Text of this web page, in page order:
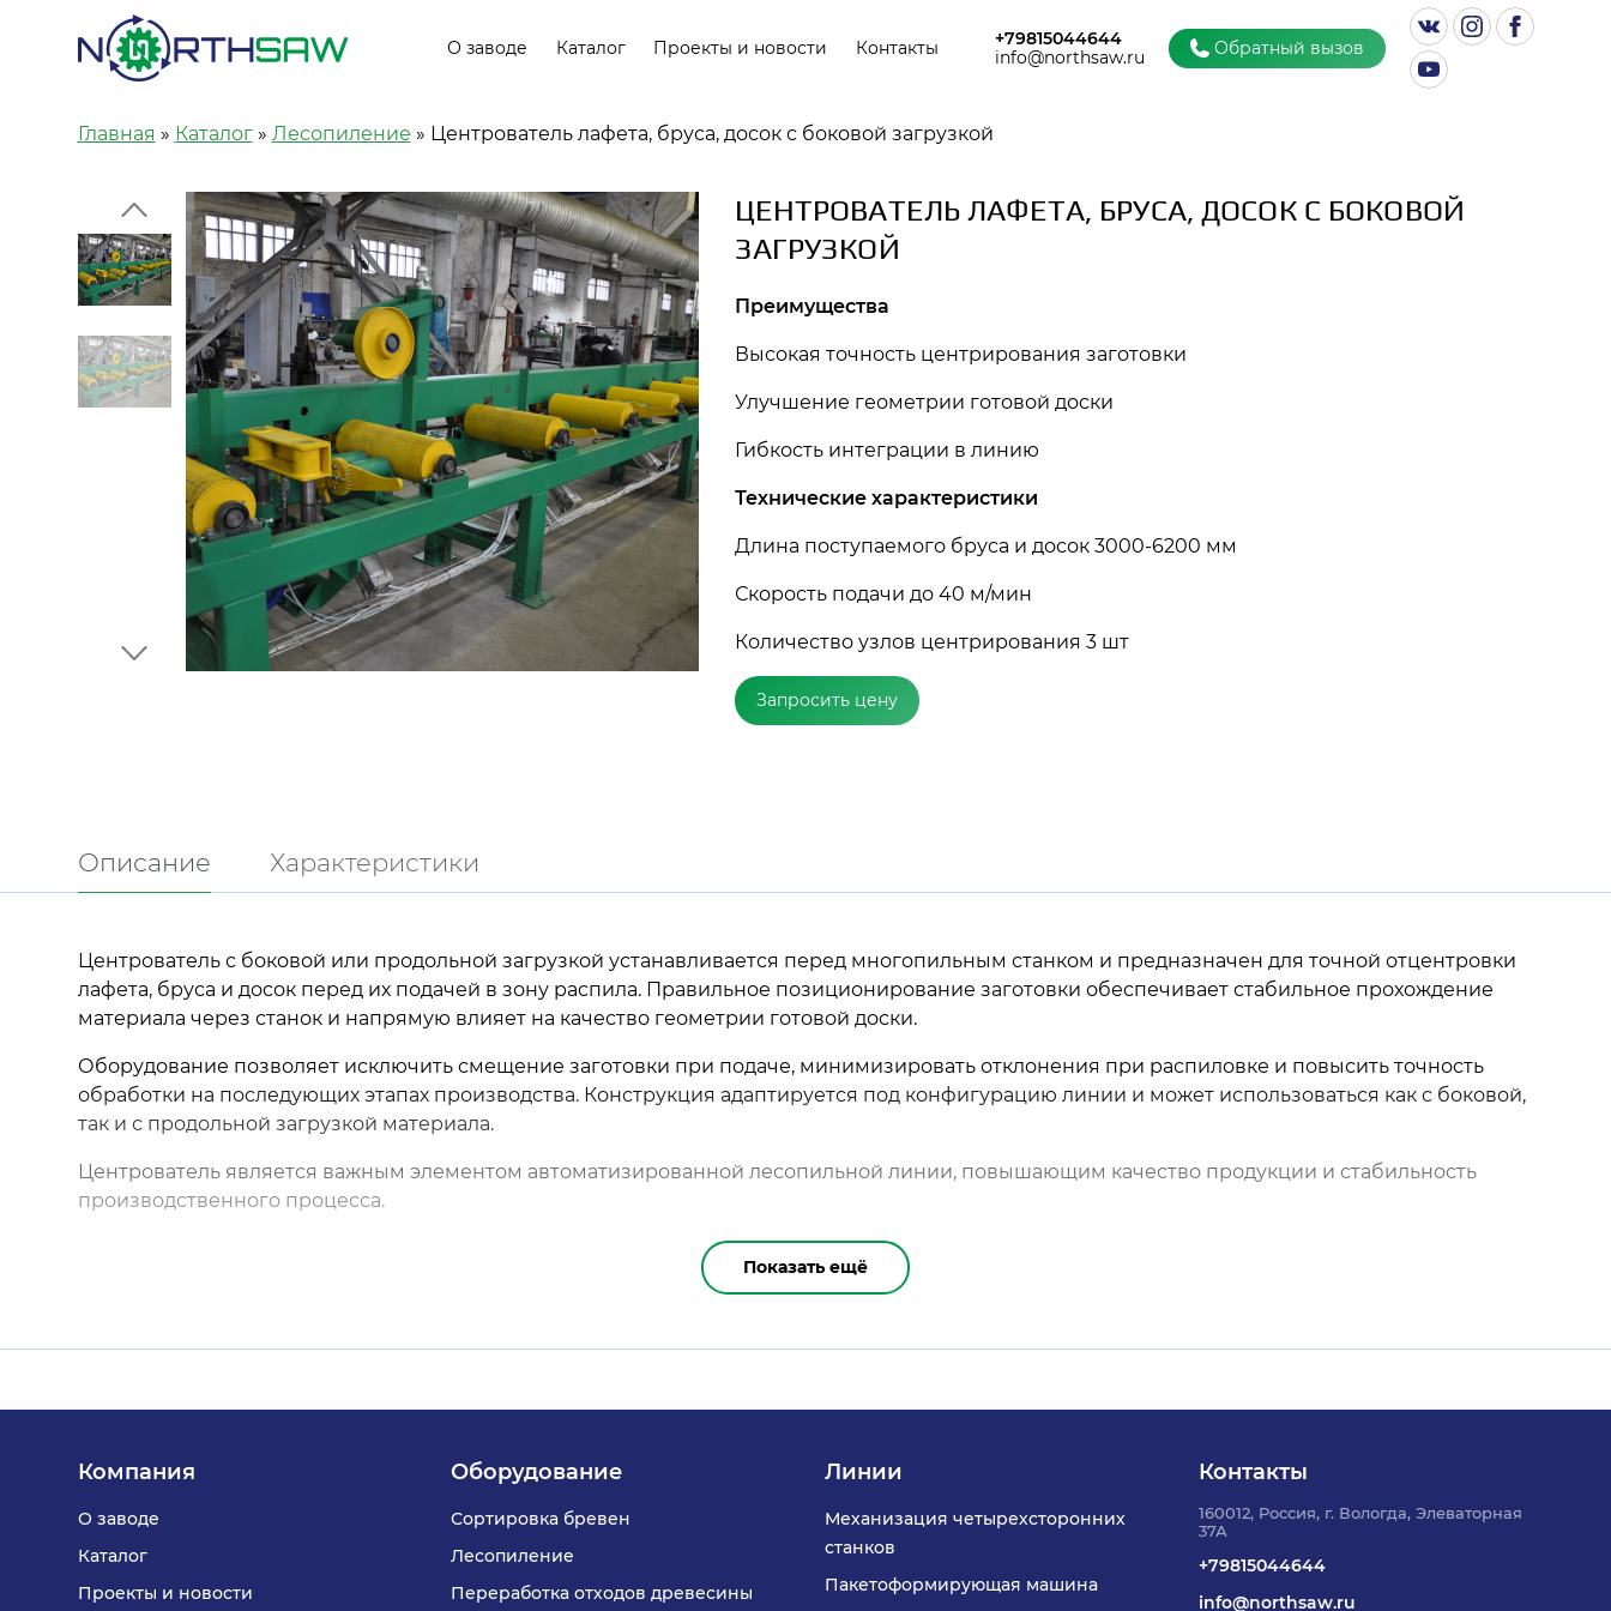
О заводе Каталог Проекты и новости Контакты +79815044644
info@northsaw.ru Обратный вызов
Строка навигации
Главная Каталог Лесопиление Центрователь лафета, бруса, досок с боковой загрузкой
ЦЕНТРОВАТЕЛЬ ЛАФЕТА, БРУСА, ДОСОК С БОКОВОЙ
ЗАГРУЗКОЙ
Преимущества
Высокая точность центрирования заготовки
Улучшение геометрии готовой доски
Гибкость интеграции в линию
Технические характеристики
Длина поступаемого бруса и досок 3000-6200 мм
Скорость подачи до 40 м/мин
Количество узлов центрирования 3 шт
Запросить цену
Описание Характеристики
Центрователь с боковой или продольной загрузкой устанавливается перед многопильным станком и предназначен для точной отцентровки
лафета, бруса и досок перед их подачей в зону распила. Правильное позиционирование заготовки обеспечивает стабильное прохождение
материала через станок и напрямую влияет на качество геометрии готовой доски.
Оборудование позволяет исключить смещение заготовки при подаче, минимизировать отклонения при распиловке и повысить точность
обработки на последующих этапах производства. Конструкция адаптируется под конфигурацию линии и может использоваться как с боковой,
так и с продольной загрузкой материала.
Центрователь является важным элементом автоматизированной лесопильной линии, повышающим качество продукции и стабильность
производственного процесса.
Показать ещё
Компания
О заводе
Каталог
Проекты и новости
Оборудование
Сортировка бревен
Лесопиление
Переработка отходов древесины
Линии
Механизация четырехсторонних
станков
Пакетоформирующая машина
Контакты
160012, Россия, г. Вологда, Элеваторная
37А
+79815044644
info@northsaw.ru